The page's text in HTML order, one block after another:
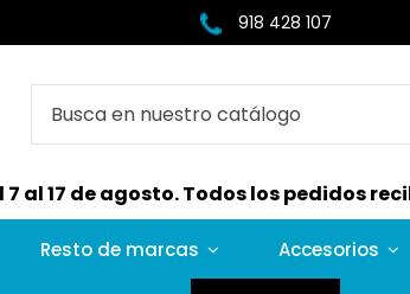
918 428 107
al 17 de agosto. Todos los pedidos
Resto de marcas Accesorios